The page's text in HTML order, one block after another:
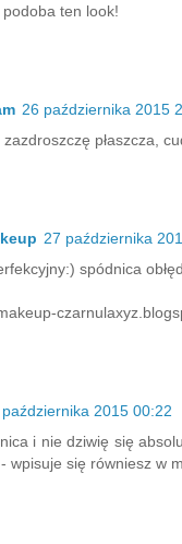
ten look!
26 października 2015
płaszcza,
27 października
spódnica
2015 00:22
i nie dziwię się
- wpisuje się równiesz w